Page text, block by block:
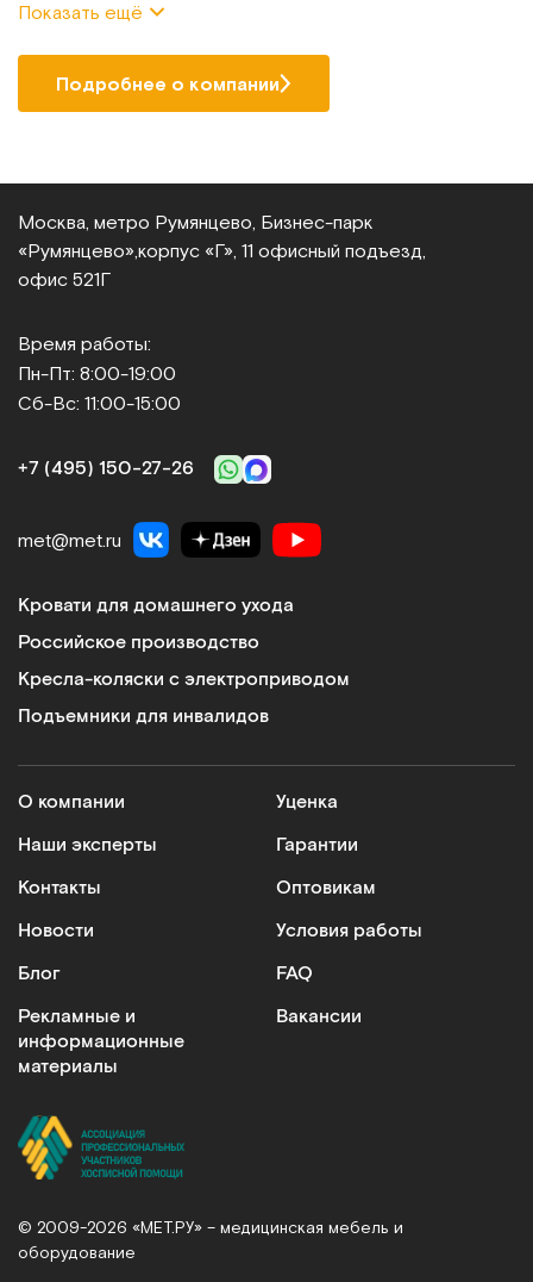
Если требуется купить медицинское оборудование по
выгодной цене и с гарантией качества, то обратите
внимание на ассортимент техники и приспособлений,
представленный в каталоге нашего интернет-магазина.
Ассортимент
Медицинские кровати и матрасы
Регулируемые секции, противопролежневые
механизмы управления делают мебель
Ортопедические матрасы обеспечивают
комфорт лежачим больным и минимизируют риск
каркас дает возможность размещать на кроватях
пациентов с большим весом, угол наклона ложа
регулируется, антибактериальное покрытие
микроорганизмов.
Модели оснащаются электрическим или ручным
приводом. На сайте представлены складные и
для реабилитации больных и ежедневного
применения. Преимущества: эргономичная
индивидуальная настройка под параметры
Подъемники для инвалидов
плавность перемещения больных, рассчитаны на
вес до 200 кг, просты в использовании
Показать ещё
Подробнее о компании
Москва, метро Румянцево, Бизнес‑парк
«Румянцево», корпус «Г», 11 офисный подъезд,
офис 521Г
Время работы:
Пн-Пт: 8:00-19:00
Сб-Вс: 11:00-15:00
+7 (495) 150‑27‑26
met@met.ru
Кровати для домашнего ухода
Российское производство
Кресла-коляски с электроприводом
Подъемники для инвалидов
О компании
Наши эксперты
Контакты
Новости
Блог
Рекламные и
информационные
материалы
Уценка
Гарантии
Оптовикам
Условия работы
FAQ
Вакансии
© 2009-2026 «МЕТ.РУ» – медицинская мебель и
оборудование